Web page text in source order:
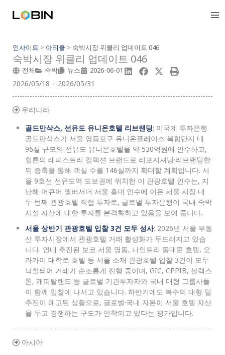
인사이트 > 아티클 > 숙박시장 위클리 업데이트 046
숙박시장 위클리 업데이트 046
전체 숙박 뉴스 2026-06-01
2026/05/18 – 2026/05/31
우리나라
골드만삭스, 선유도 유니온호텔 리브랜딩: 미국계 투자은행
골드만삭스가 서울 영등포구 유니온플레이스 복합단지 내
96실 규모의 선유도 유니온호텔을 약 530억원에 인수하고,
힐튼의 태피스트리 컬렉션 브랜드로 리포지셔닝·리브랜딩한
뒤 증축을 통해 객실 수를 146실까지 확대할 계획입니다. 서
울 9호선 선유도역 도보권에 위치한 이 관광호텔 인수는, 지
난해 머큐어 앰버서더 서울 홍대 인수에 이은 서울 시장 내
두 번째 관광호텔 직접 투자로, 글로벌 투자은행이 국내 숙박
시설 자산에 대한 투자를 본격화하고 있음을 보여 줍니다.
서울 상반기 관광호텔 입찰 3건 모두 성사: 2026년 서울 부동
산 투자시장에서 관광호텔 거래 활성화가 두드러지고 있습
니다. 연내 추진된 보코 서울 명동, 나인트리 동대문 호텔, 오
라카이 대학로 호텔 등 서울 소재 관광호텔 입찰 3건이 모두
낙찰되어 거래가 순조롭게 진행 중이며, GIC, CPPIB, 블랙스
톤, 캐피탈랜드 등 글로벌 기관투자자와 국내 대형 그룹사들
이 함께 입찰에 나서고 있습니다. 하반기에도 복수의 대형 딜
추진이 예고된 상황으로, 글로벌·국내 자본이 서울 호텔 자산
을 두고 경쟁하는 구도가 안착되고 있다는 평가입니다.
아시아